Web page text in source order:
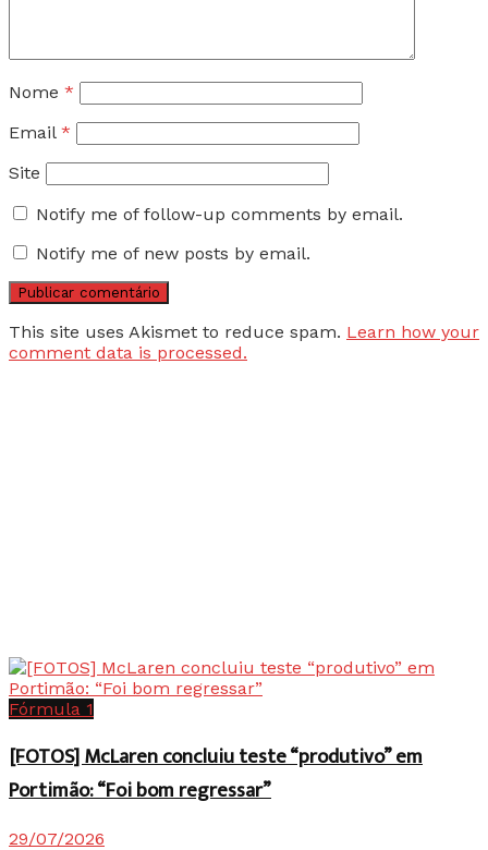
Nome *
Email *
Site
Notify me of follow-up comments by email.
Notify me of new posts by email.
This site uses Akismet to reduce spam. Learn how your
comment data is processed.
Fórmula 1
[FOTOS] McLaren concluiu teste “produtivo” em
Portimão: “Foi bom regressar”
29/07/2026